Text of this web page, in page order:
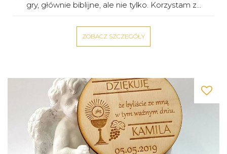
gry, głównie biblijne, ale nie tylko. Korzystam z...
ZOBACZ SZCZEGÓŁY